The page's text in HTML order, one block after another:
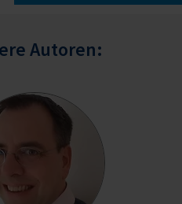
Autoren: